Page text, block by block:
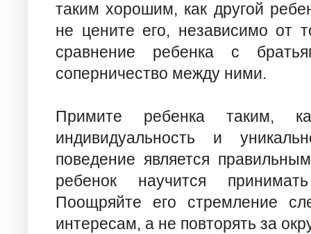
таким хорошим, как другой
не цените его, независимо от
сравнение ребенка с
соперничество между ними.
Примите ребенка таким,
индивидуальность и
поведение является
ребенок научится
Поощряйте его стремление
интересам, а не повторять за